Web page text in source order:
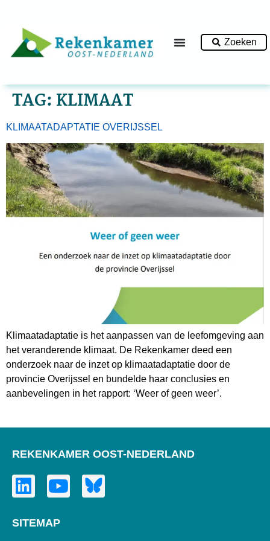
Zoeken
TAG: KLIMAAT
KLIMAATADAPTATIE OVERIJSSEL
Klimaatadaptatie is het aanpassen van de leefomgeving aan
het veranderende klimaat. De Rekenkamer deed een
onderzoek naar de inzet op klimaatadaptatie door de
provincie Overijssel en bundelde haar conclusies en
aanbevelingen in het rapport: ‘Weer of geen weer’.
REKENKAMER OOST-NEDERLAND
SITEMAP